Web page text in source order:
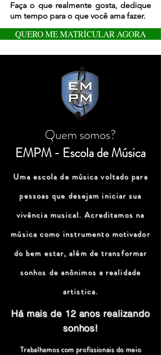
Faça o que realmente gosta, dedique
um tempo para o que você ama fazer.
QUERO ME MATRÍCULAR AGORA
Quem somos?
EMPM - Escola de Música
Uma escola de música voltado para
pessoas que desejam iniciar sua
vivência musical. Acreditamos na
música como instrumento motivador
do bem estar, além de transformar
sonhos de anônimos a realidade
artistica.
Há mais de 12 anos realizando
sonhos!
Trabalhamos com profissionais do meio